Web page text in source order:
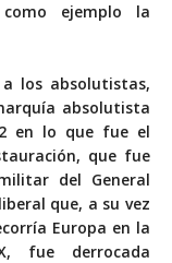
ejemplo la
los absolutistas,
absolutista
en lo que fue el
que fue
del General
que, a su vez
Europa en la
fue derrocada